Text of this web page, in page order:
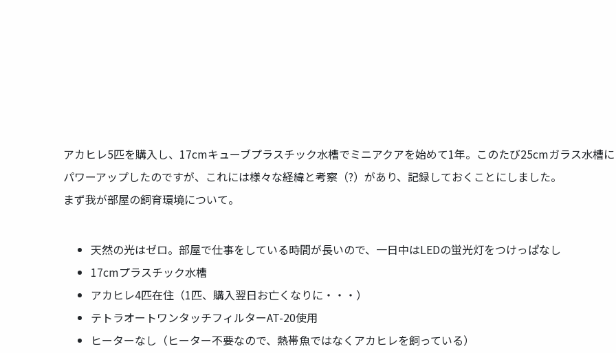
アカヒレ5匹を購入し、17cmキューブプラスチック水槽でミニアクアを始めて1年。このたび25cmガラス水槽に
パワーアップしたのですが、これには様々な経緯と考察（?）があり、記録しておくことにしました。
まず我が部屋の飼育環境について。
天然の光はゼロ。部屋で仕事をしている時間が長いので、一日中はLEDの蛍光灯をつけっぱなし
17cmプラスチック水槽
アカヒレ4匹在住（1匹、購入翌日お亡くなりに・・・）
テトラオートワンタッチフィルターAT-20使用
ヒーターなし（ヒーター不要なので、熱帯魚ではなくアカヒレを飼っている）